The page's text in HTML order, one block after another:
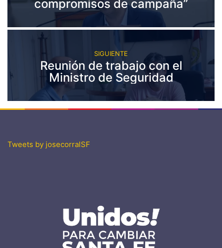
compromisos de campaña”
SIGUIENTE
Reunión de trabajo con el
Ministro de Seguridad
Tweets by josecorralSF